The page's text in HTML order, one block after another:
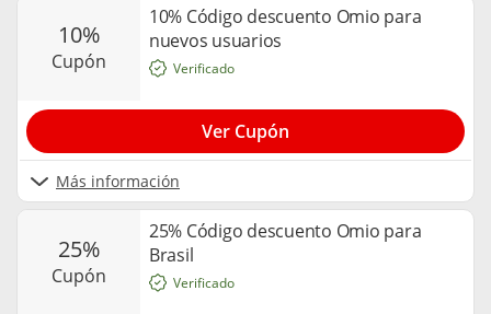
10%
cupón
10% Código descuento Omio para
nuevos usuarios
Más información
Verificado
Ver Cupón
25%
cupón
25% Código descuento Omio para
Brasil
Verificado